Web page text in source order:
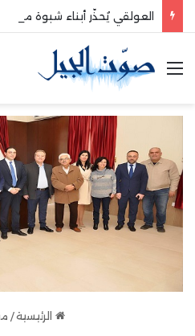
القائمة
الرئيسية /